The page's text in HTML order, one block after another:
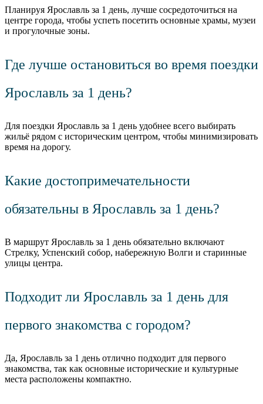
Планируя Ярославль за 1 день, лучше сосредоточиться на
центре города, чтобы успеть посетить основные храмы, музеи
и прогулочные зоны.
Где лучше остановиться во время поездки
Ярославль за 1 день?
Для поездки Ярославль за 1 день удобнее всего выбирать
жильё рядом с историческим центром, чтобы минимизировать
время на дорогу.
Какие достопримечательности
обязательны в Ярославль за 1 день?
В маршрут Ярославль за 1 день обязательно включают
Стрелку, Успенский собор, набережную Волги и старинные
улицы центра.
Подходит ли Ярославль за 1 день для
первого знакомства с городом?
Да, Ярославль за 1 день отлично подходит для первого
знакомства, так как основные исторические и культурные
места расположены компактно.